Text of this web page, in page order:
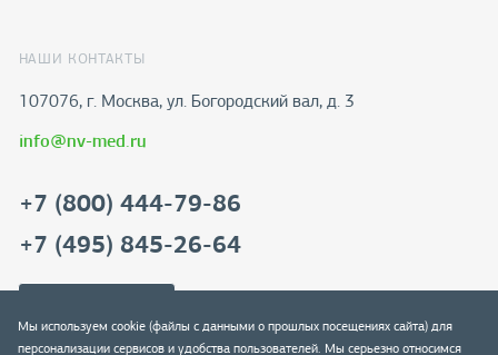
НАШИ КОНТАКТЫ
107076, г. Москва, ул. Богородский вал, д. 3
info@nv-med.ru
+7 (800) 444-79-86
+7 (495) 845-26-64
Мы используем cookie (файлы с данными о прошлых посещениях сайта) для
персонализации сервисов и удобства пользователей. Мы серьезно относимся